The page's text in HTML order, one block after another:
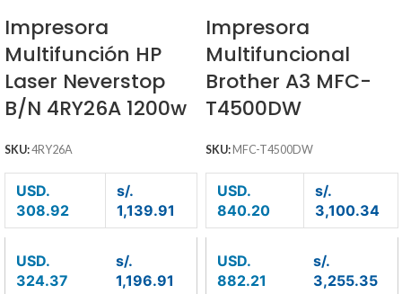
Impresora
Multifunción HP
Laser Neverstop
B/N 4RY26A 1200w
SKU:4RY26A
USD.
308.92
s/.
1,139.91
USD.
324.37
s/.
1,196.91
Impresora
Multifuncional
Brother A3 MFC-
T4500DW
SKU: MFC-T4500DW
USD.
840.20
s/.
3,100.34
USD.
882.21
s/.
3,255.35